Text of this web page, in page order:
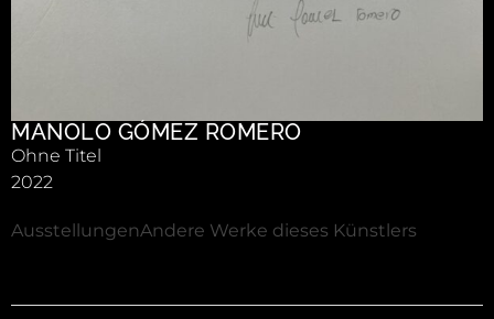
MANOLO GÓMEZ ROMERO
Ohne Titel
2022
AusstellungenAndere Werke dieses Künstlers